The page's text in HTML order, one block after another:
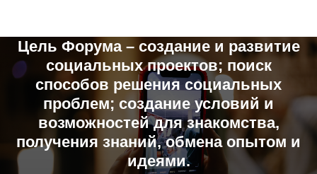
Цель Форума – создание и развитие
социальных проектов; поиск
способов решения социальных
проблем; создание условий и
возможностей для знакомства,
получения знаний, обмена опытом и
идеями.